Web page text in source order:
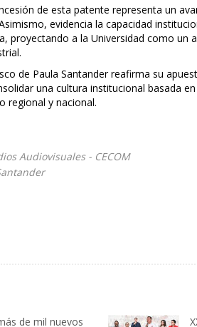
de esta patente representa un
evidencia la capacidad
proyectando a la Universidad como un
de Paula Santander reafirma su
una cultura institucional basada
regional y nacional.
Audiovisuales - CECOM
de mil nuevos